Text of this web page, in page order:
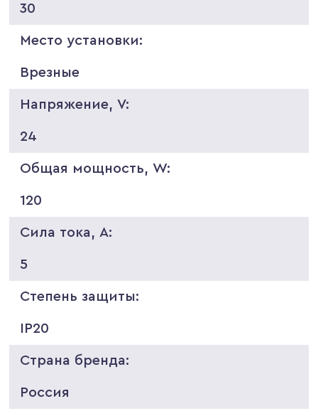
30
Место установки:
Врезные
Напряжение, V:
24
Общая мощность, W:
120
Сила тока, A:
5
Степень защиты:
IP20
Страна бренда:
Россия